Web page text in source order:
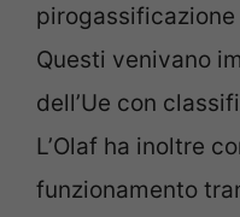
Questi venivano
dell’Ue con
L’Olaf ha inoltre
funzionamento